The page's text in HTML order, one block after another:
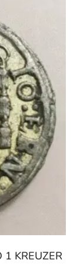
1 KREUZER